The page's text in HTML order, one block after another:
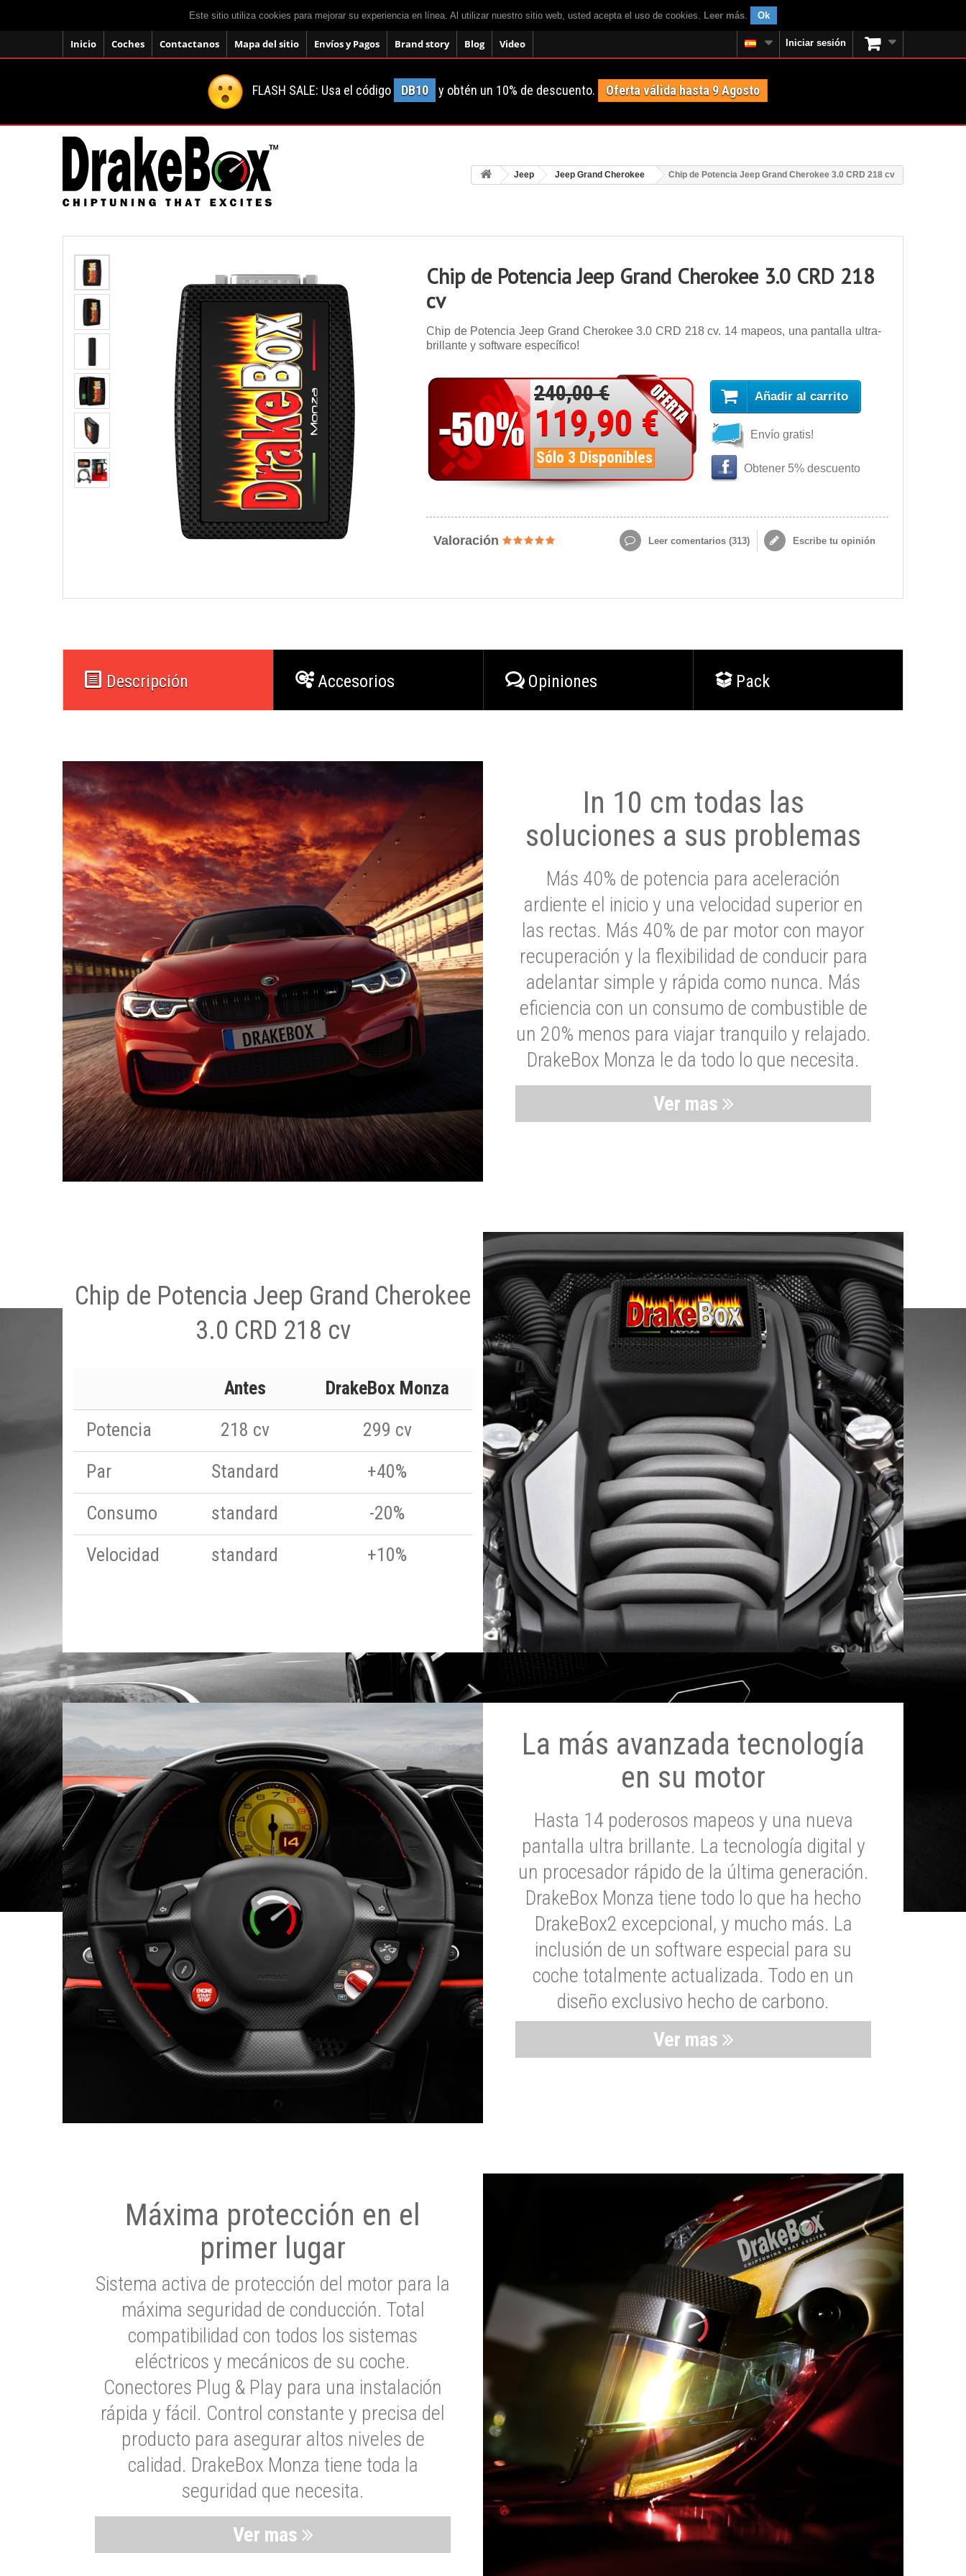
Este sitio utiliza cookies para mejorar su experiencia en línea. Al utilizar nuestro sitio web, usted acepta el uso de cookies. Leer más. Ok
Inicio Coches Contactanos Mapa del sitio Envíos y Pagos Brand story Blog Video Iniciar sesión
FLASH SALE: Usa el código DB10 y obtén un 10% de descuento. Oferta válida hasta 9 Agosto
Jeep Jeep Grand Cherokee Chip de Potencia Jeep Grand Cherokee 3.0 CRD 218 cv
Chip de Potencia Jeep Grand Cherokee 3.0 CRD 218
cv
Chip de Potencia Jeep Grand Cherokee 3.0 CRD 218 cv. 14 mapeos, una pantalla ultra-
brillante y software específico!
240,00 €
119,90 €
Sólo 3 Disponibles
Añadir al carrito
Envío gratis!
Obtener 5% descuento
Valoración Leer comentarios (313) Escribe tu opinión
Descripción Accesorios Opiniones Pack
In 10 cm todas las
soluciones a sus problemas
Más 40% de potencia para aceleración
ardiente el inicio y una velocidad superior en
las rectas. Más 40% de par motor con mayor
recuperación y la flexibilidad de conducir para
adelantar simple y rápida como nunca. Más
eficiencia con un consumo de combustible de
un 20% menos para viajar tranquilo y relajado.
DrakeBox Monza le da todo lo que necesita.
Ver mas
Chip de Potencia Jeep Grand Cherokee
3.0 CRD 218 cv
Antes
DrakeBox Monza
Potencia
218 cv
299 cv
Par
Standard
+40%
Consumo
standard
-20%
Velocidad
standard +10%
La más avanzada tecnología
en su motor
Hasta 14 poderosos mapeos y una nueva
pantalla ultra brillante. La tecnología digital y
un procesador rápido de la última generación.
DrakeBox Monza tiene todo lo que ha hecho
DrakeBox2 excepcional, y mucho más. La
inclusión de un software especial para su
coche totalmente actualizada. Todo en un
diseño exclusivo hecho de carbono.
Ver mas
Máxima protección en el
primer lugar
Sistema activa de protección del motor para la
máxima seguridad de conducción. Total
compatibilidad con todos los sistemas
eléctricos y mecánicos de su coche.
Conectores Plug & Play para una instalación
rápida y fácil. Control constante y precisa del
producto para asegurar altos niveles de
calidad. DrakeBox Monza tiene toda la
seguridad que necesita.
Ver mas